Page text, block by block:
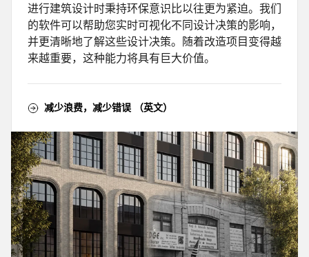
进行建筑设计时秉持环保意识比以往更为紧迫。我们
的软件可以帮助您实时可视化不同设计决策的影响，
并更清晰地了解这些设计决策。随着改造项目变得越
来越重要，这种能力将具有巨大价值。
减少浪费，减少错误 （英文）